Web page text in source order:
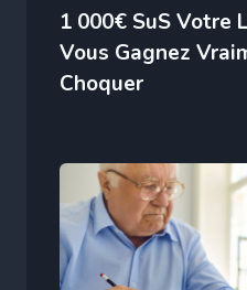
1 000€ SuS Votre
Vous Gagnez
Choquer